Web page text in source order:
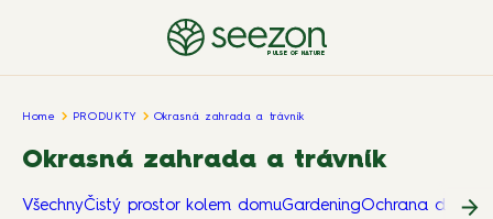
PULSE OF NATURE
Home PRODUKTY Okrasná zahrada a trávník
Okrasná zahrada a trávník
VšechnyČistý prostor kolem domuGardeningOchrana